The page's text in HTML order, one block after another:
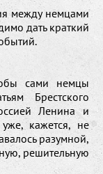
между немцами
дать краткий
сами немцы
Брестского
Ленина и
кажется, не
разумной,
решительную